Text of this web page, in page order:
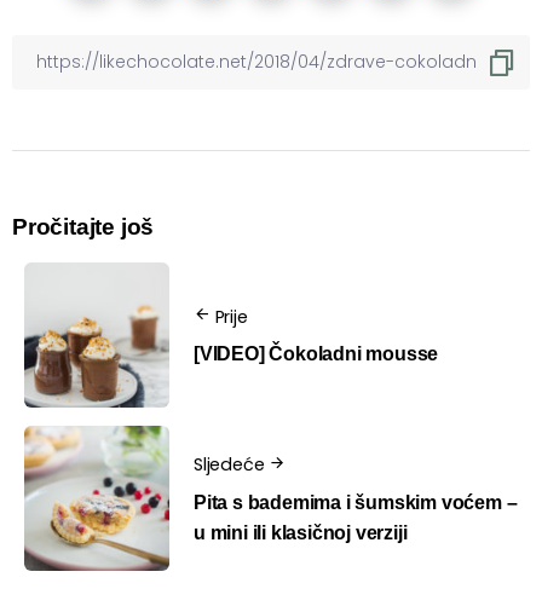
Pročitajte još
Prije
[VIDEO] Čokoladni mousse
Sljedeće
Pita s bademima i šumskim voćem –
u mini ili klasičnoj verziji